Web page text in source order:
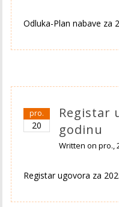
Odluka-Plan nabave za
pro.
20
Registar
godinu
Written onpro.,
Registar ugovora za